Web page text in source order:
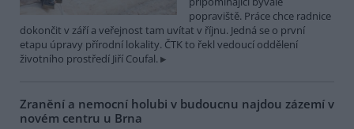
popraviště. Práce chce radnice
dokončit v září a veřejnost tam uvítat v říjnu. Jedná se o první
etapu úpravy přírodní lokality. ČTK to řekl vedoucí oddělení
životního prostředí Jiří Coufal.
Zranění a nemocní holubi v budoucnu najdou zázemí v
novém centru u Brna